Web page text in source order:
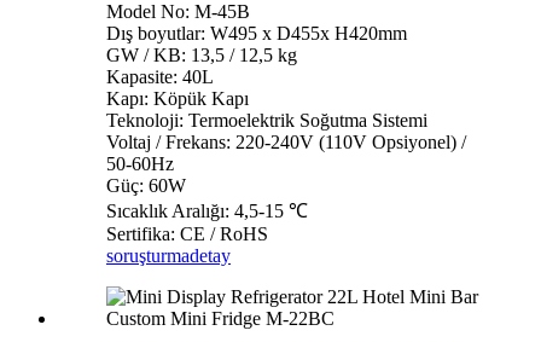
Model No: M-45B
Dış boyutlar: W495 x D455x H420mm
GW / KB: 13,5 / 12,5 kg
Kapasite: 40L
Kapı: Köpük Kapı
Teknoloji: Termoelektrik Soğutma Sistemi
Voltaj / Frekans: 220-240V (110V Opsiyonel) /
50-60Hz
Güç: 60W
Sıcaklık Aralığı: 4,5-15 ℃
Sertifika: CE / RoHS
soruşturmadetay